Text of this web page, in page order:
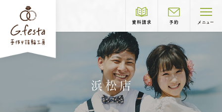
資料請求 予約 メニュー
制作コース紹介
COURSE
浜松店